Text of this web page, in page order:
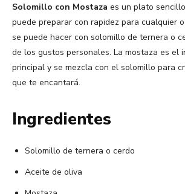
Solomillo con Mostaza es un plato
puede preparar con rapidez para cualquier
se puede hacer con solomillo de ternera o
de los gustos personales. La mostaza es el
principal y se mezcla con el solomillo para
que te encantará.
Ingredientes
Solomillo de ternera o cerdo
Aceite de oliva